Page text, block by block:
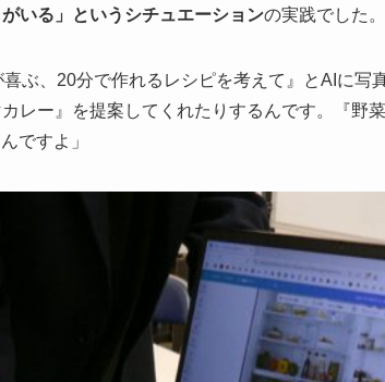
がいる」というシチュエーションの実践でした。
ぶ、20分で作れるレシピを考えて』とAIに写
レー』を提案してくれたりするんです。『野
ですよ」